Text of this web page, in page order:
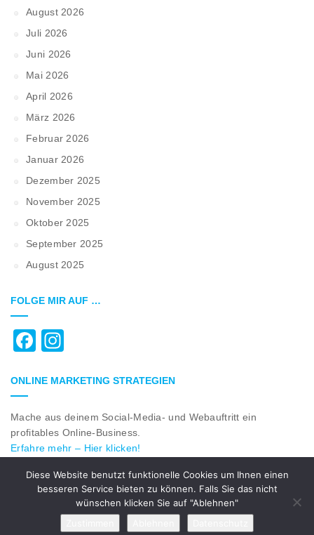
August 2026
Juli 2026
Juni 2026
Mai 2026
April 2026
März 2026
Februar 2026
Januar 2026
Dezember 2025
November 2025
Oktober 2025
September 2025
August 2025
FOLGE MIR AUF …
Facebook
ONLINE MARKETING STRATEGIEN
Mache aus deinem Social-Media- und Webauftritt ein
profitables Online-Business.
Erfahre mehr – Hier klicken!
© 2018 All Rights Reserved by rk-webcenter.com
Impressum
|Datenschutzerklärung
Diese Website benutzt funktionelle Cookies um Ihnen einen
besseren Service bieten zu können. Falls Sie das nicht
wünschen klicken Sie auf "Ablehnen"